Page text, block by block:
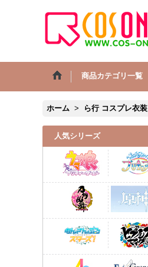
商品カテゴリ一覧
ホーム > ら行 コスプレ衣装
人気シリーズ